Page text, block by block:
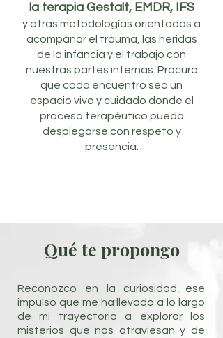
la terapia Gestalt, EMDR, IFS
y otras metodologías orientadas a
acompañar el trauma, las heridas
de la infancia y el trabajo con
nuestras partes internas. Procuro
que cada encuentro sea un
espacio vivo y cuidado donde el
proceso terapéutico pueda
desplegarse con respeto y
presencia.
Qué te propongo
Reconozco en la curiosidad ese
impulso que me ha llevado a lo largo
de mi trayectoria a explorar los
misterios que nos atraviesan y de